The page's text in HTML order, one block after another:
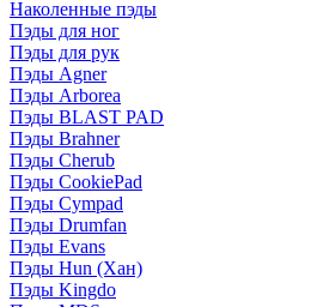
Наколенные пэды
Пэды для ног
Пэды для рук
Пэды Agner
Пэды Arborea
Пэды BLAST PAD
Пэды Brahner
Пэды Cherub
Пэды CookiePad
Пэды Cympad
Пэды Drumfan
Пэды Evans
Пэды Hun (Хан)
Пэды Kingdo